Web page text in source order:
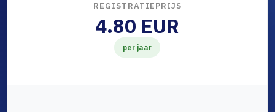
REGISTRATIEPRIJS
4.80 EUR
per jaar